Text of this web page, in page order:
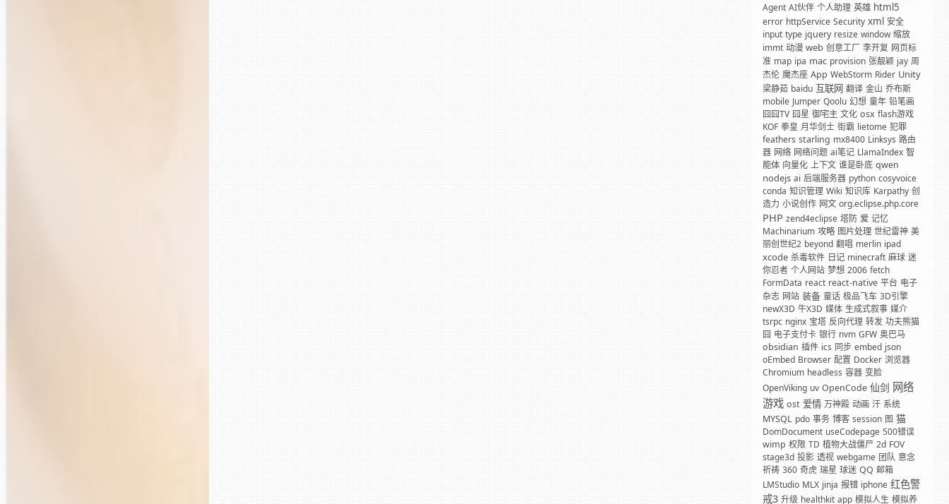
Agent AI伙伴 个人助理 英雄 html5
error httpService Security xml 安全
input type jquery resize window 缩放
immt 动漫 web 创意工厂 李开复 网页标
准 map ipa mac provision 张靓颖 jay 周
杰伦 魔杰座 App WebStorm Rider Unity
梁静茹 baidu 互联网 翻译 金山 乔布斯
mobile Jumper Qoolu 幻想 童年 铅笔画
囧囧TV 囧星 御宅主 文化 osx flash游戏
KOF 拳皇 月华剑士 街霸 lietome 犯罪
feathers starling mx8400 Linksys 路由
器 网络 网络问题 ai笔记 LlamaIndex 智
能体 向量化 上下文 谁是卧底 qwen
nodejs ai 后端服务器 python cosyvoice
conda 知识管理 Wiki 知识库 Karpathy 创
造力 小说创作 网文 org.eclipse.php.core
PHP zend4eclipse 塔防 爱 记忆
Machinarium 攻略 图片处理 世纪雷神 美
丽创世纪2 beyond 翻唱 merlin ipad
xcode 杀毒软件 日记 minecraft 麻球 迷
你忍者 个人网站 梦想 2006 fetch
FormData react react-native 平台 电子
杂志 网站 装备 童话 极品飞车 3D引擎
newX3D 牛X3D 媒体 生成式叙事 媒介
tsrpc nginx 宝塔 反向代理 转发 功夫熊猫
囧 电子支付卡 银行 nvm GFW 奥巴马
obsidian 插件 ics 同步 embed json
oEmbed Browser 配置 Docker 浏览器
Chromium headless 容器 变脸
OpenViking uv OpenCode 仙剑 网络
游戏 ost 爱情 万神殿 动画 汗 系统
MYSQL pdo 事务 博客 session 图 猫
DomDocument useCodepage 500错误
wimp 权限 TD 植物大战僵尸 2d FOV
stage3d 投影 透视 webgame 团队 意念
祈祷 360 奇虎 瑞星 球迷 QQ 邮箱
LMStudio MLX jinja 报错 iphone 红色警
戒3 升级 healthkit app 模拟人生 模拟养